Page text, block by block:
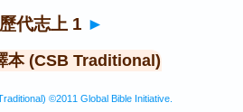
歷代志上 1 ►
本 (CSB Traditional)
©2011 Global Bible Initiative.